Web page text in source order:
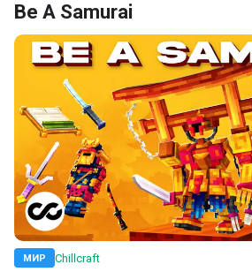
Be A Samurai
МИР Chillcraft